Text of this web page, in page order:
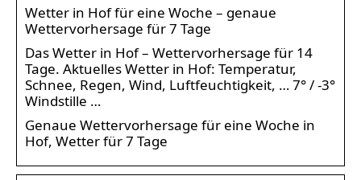
Wetter in Hof für eine Woche – genaue
Wettervorhersage für 7 Tage
Das Wetter in Hof – Wettervorhersage für 14
Tage. Aktuelles Wetter in Hof: Temperatur,
Schnee, Regen, Wind, Luftfeuchtigkeit, … 7° / -3°
Windstille …
Genaue Wettervorhersage für eine Woche in
Hof, Wetter für 7 Tage